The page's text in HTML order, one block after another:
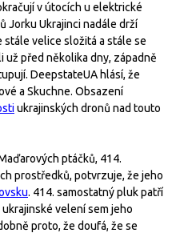
v útocích u elektrické
Jorku Ukrajinci nadále drží
velice složitá a stále se
už před několika dny, západně
DeepstateUA hlásí, že
a Skuchne. Obsazení
ukrajinských dronů nad touto
ptáčků, 414.
prostředků, potvrzuje, že jeho
. 414. samostatný pluk patří
velení sem jeho
proto, že doufá, že se